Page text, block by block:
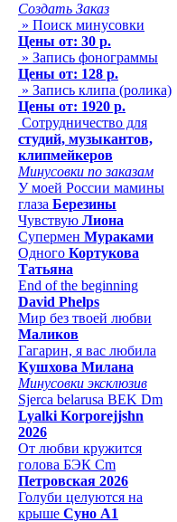
Создать Заказ
» Поиск минусовки
Цены от: 30 р.
» Запись фонограммы
Цены от: 128 р.
» Запись клипа (ролика)
Цены от: 1920 р.
Сотрудничество для
студий, музыкантов,
клипмейкеров
Минусовки по заказам
У моей России мамины
глаза Березины
Чувствую Лиона
Супермен Мураками
Одного Кортукова
Татьяна
End of the beginning
David Phelps
Мир без твоей любви
Маликов
Гагарин, я вас любила
Кушхова Милана
Минусовки эксклюзив
Sjerca belarusa BEK Dm
Lyalki Korporejjshn
2026
От любви кружится
голова БЭК Cm
Петровская 2026
Голуби целуются на
крыше Суно А1